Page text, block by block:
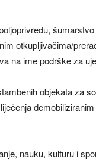
otkupljivačima/
na ime podrške za
objekata za
nauku, kulturu i